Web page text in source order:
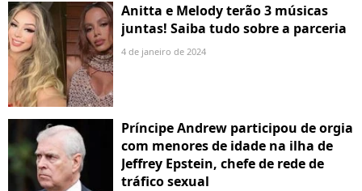
Anitta e Melody terão 3 músicas
juntas! Saiba tudo sobre a parceria
4 de janeiro de 2024
Príncipe Andrew participou de orgia
com menores de idade na ilha de
Jeffrey Epstein, chefe de rede de
tráfico sexual